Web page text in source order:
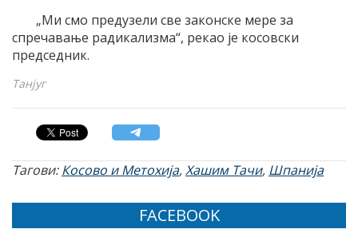
„Mи смо предузели све законске мере за
спречавање радикализма“, рекао jе косовски
председник.
Танјуг
Тагови:Косово и Метохија,Хашим Тачи, Шпанија
FACEBOOK